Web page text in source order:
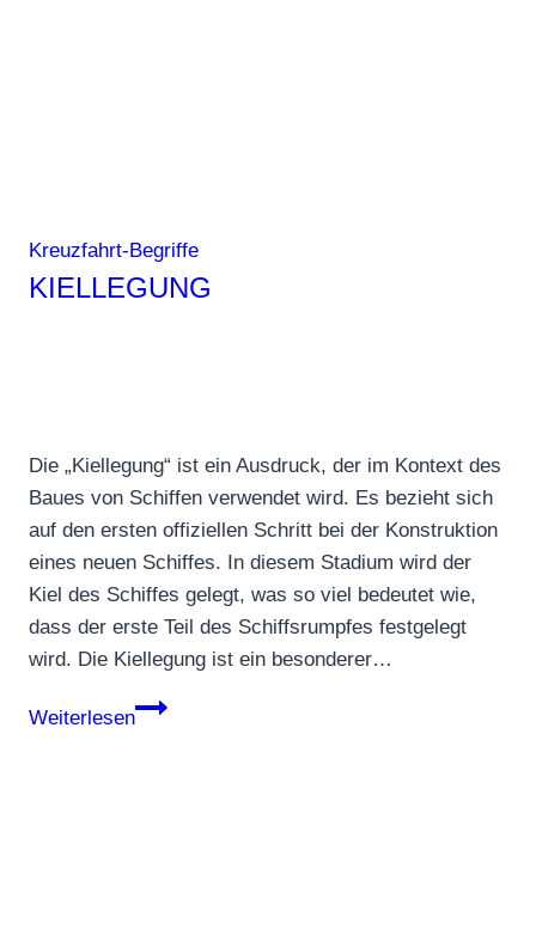
Kreuzfahrt-Begriffe
KIELLEGUNG
Die „Kiellegung“ ist ein Ausdruck, der im Kontext des
Baues von Schiffen verwendet wird. Es bezieht sich
auf den ersten offiziellen Schritt bei der Konstruktion
eines neuen Schiffes. In diesem Stadium wird der
Kiel des Schiffes gelegt, was so viel bedeutet wie,
dass der erste Teil des Schiffsrumpfes festgelegt
wird. Die Kiellegung ist ein besonderer…
Weiterlesen
Kiellegung